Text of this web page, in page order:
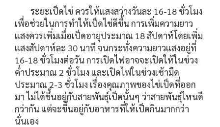
ระยะเป็ดไข่ ควรให้แสงสว่างวันละ 16-18 ชั่วโมง
เพื่อช่วยในการทำให้เป็ดไข่ดีขึ้น การเพิ่มความยาว
แสงควรเพิ่มเมื่อเป็ดอายุประมาณ 18 สัปดาห์โดยเพิ่ม
แสงสัปดาห์ละ 30 นาที จนกระทั่งความยาวแสงอยู่ที่
16-18 ชั่วโมงต่อวัน การเปิดไฟอาจจะเปิดให้ในช่วง
ค่ำประมาณ 2 ชั่วโมง และเปิดไฟในช่วงเช้ามืด
ประมาณ 2-3 ชั่วโมง เรื่องคุณภาพของไข่เป็ดที่ออก
มา ไม่ได้ขึ้นอยู่กับสายพันธุ์เป็ดนั้นๆ ว่าสายพันธุ์ไหนดี
กว่ากัน แต่จะขึ้นอยู่กับอาหารที่ให้เป็ดกินมากกว่า
นั่นเอง